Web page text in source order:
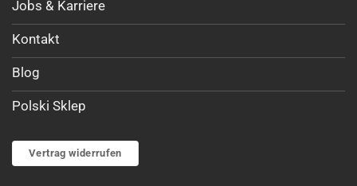
Jobs & Karriere
Kontakt
Blog
Polski Sklep
Vertrag widerrufen